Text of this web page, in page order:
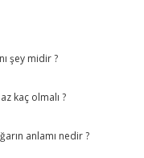
şey midir ?
kaç olmalı ?
anlamı nedir ?